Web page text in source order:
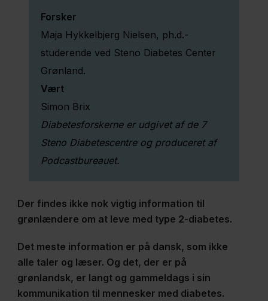
influenzavaccine
hæmme
udviklingen af
type 1-diabetes
hos børn og
unge?
Behandling af
skal
skræddersyes
intelligens
6 -
Forsker
Maja Hykkelbjerg Nielsen, ph.d.-
studerende ved Steno Diabetes Center
Grønland.
Vært
Simon Brix
Diabetesforskerne er udgivet af de 7
Steno Diabetescentre og produceret af
Podcastbureauet.
Der findes ikke nok vigtig information til
grønlændere om at leve med type 2-diabetes.
Det meste information er på dansk, som ikke
alle taler og læser. Og det, der er på
grønlandsk, er langt og gammeldags i sin
kommunikation til mennesker med diabetes.